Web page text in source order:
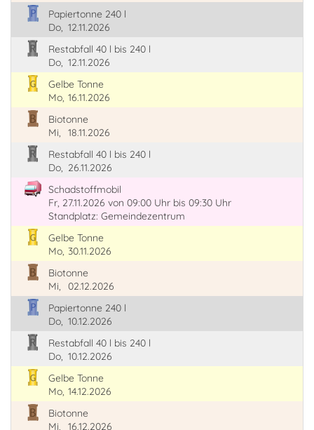
Papiertonne 240 l
Do, 12.11.2026
Restabfall 40 l bis 240 l
Do, 12.11.2026
Gelbe Tonne
Mo, 16.11.2026
Biotonne
Mi,
18.11.2026
Restabfall 40 l bis 240 l
Do, 26.11.2026
Schadstoffmobil
Fr, 27.11.2026 von 09:00 Uhr bis 09:30 Uhr
Standplatz: Gemeindezentrum
Gelbe Tonne
Mo, 30.11.2026
Biotonne
Mi,
02.12.2026
Papiertonne 240 l
Do, 10.12.2026
Restabfall 40 l bis 240 l
Do, 10.12.2026
Gelbe Tonne
Mo, 14.12.2026
Biotonne
Mi,
16.12.2026